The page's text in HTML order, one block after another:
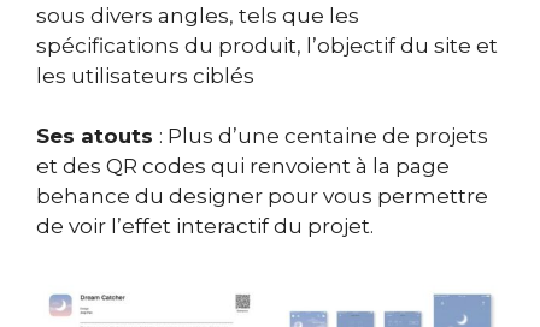
sous divers angles, tels que les
spécifications du produit, l’objectif du site et
les utilisateurs ciblés
Ses atouts : Plus d’une centaine de projets
et des QR codes qui renvoient à la page
behance du designer pour vous permettre
de voir l’effet interactif du projet.